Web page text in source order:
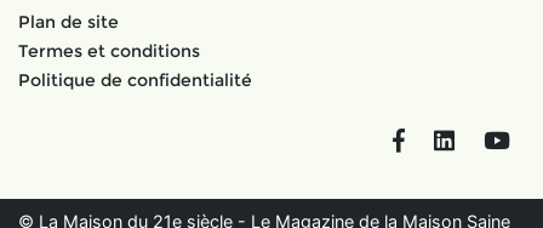
Plan de site
Termes et conditions
Politique de confidentialité
FacebookLinkedIn
© La Maison du 21e siècle - Le Magazine de la Maison Saine